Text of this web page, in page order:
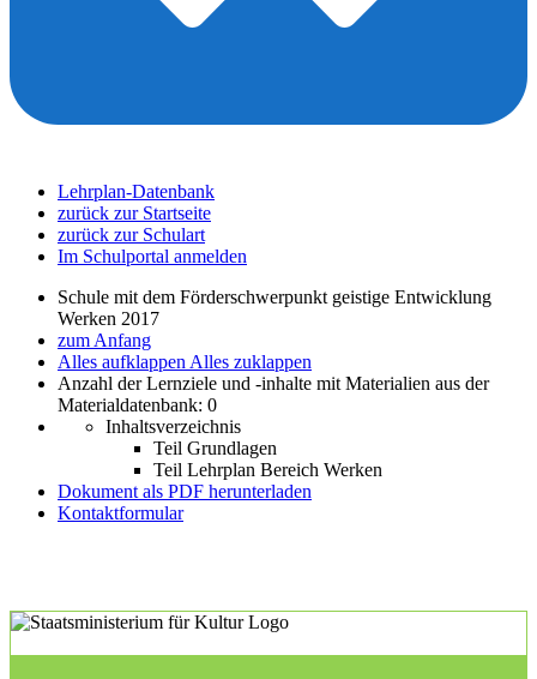
Lehrplan-Datenbank
zurück zur Startseite
zurück zur Schulart
Im Schulportal anmelden
Schule mit dem Förderschwerpunkt geistige Entwicklung
Werken 2017
zum Anfang
Alles aufklappen Alles zuklappen
Anzahl der Lernziele und -inhalte mit Materialien aus der
Materialdatenbank: 0
Inhaltsverzeichnis
Teil Grundlagen
Teil Lehrplan Bereich Werken
Dokument als PDF herunterladen
Kontaktformular